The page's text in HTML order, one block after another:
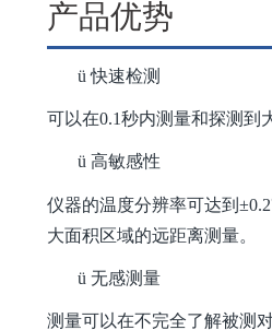
产品优势
ü快速检测
可以在0.1秒内测量和探测到
ü 高敏感性
仪器的温度分辨率可达到±0.2
大面积区域的远距离测量。
ü无感测量
测量可以在不完全了解被测